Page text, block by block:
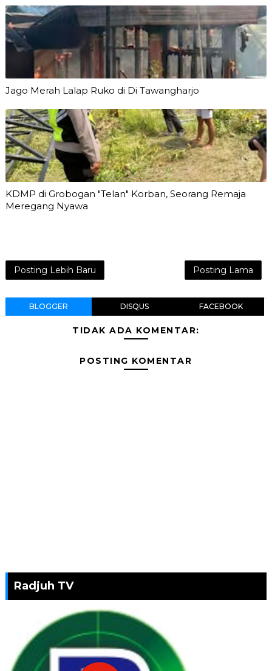
Jago Merah Lalap Ruko di Di Tawangharjo
KDMP di Grobogan "Telan" Korban, Seorang Remaja
Meregang Nyawa
Posting Lebih Baru Posting Lama
BLOGGER DISQUS FACEBOOK
TIDAK ADA KOMENTAR:
POSTING KOMENTAR
Radjuh TV